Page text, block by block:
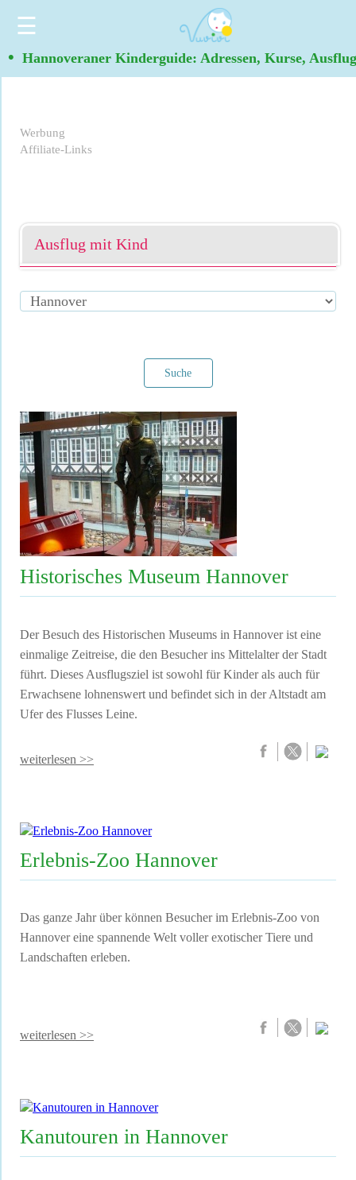
☰
• Hannoveraner Kinderguide: Adressen, Kurse,
Werbung
Affiliate-Links
Ausflug mit Kind
Suche
Filter verwerfen
Historisches Museum Hannover
Der Besuch des Historischen Museums in Hannover ist eine
einmalige Zeitreise, die den Besucher ins Mittelalter der Stadt
führt. Dieses Ausflugsziel ist sowohl für Kinder als auch für
Erwachsene lohnenswert und befindet sich in der Altstadt am
Ufer des Flusses Leine.
weiterlesen >>
Erlebnis-Zoo Hannover
Das ganze Jahr über können Besucher im Erlebnis-Zoo von
Hannover eine spannende Welt voller exotischer Tiere und
Landschaften erleben.
weiterlesen >>
Kanutouren in Hannover